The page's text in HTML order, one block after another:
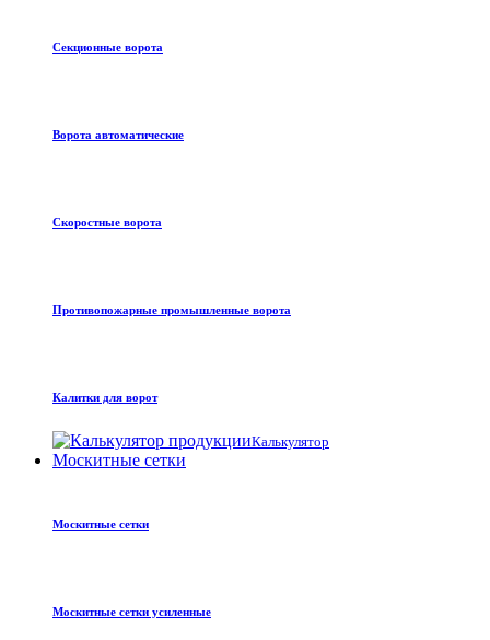
Секционные ворота
Ворота автоматические
Скоростные ворота
Противопожарные промышленные ворота
Калитки для ворот
Калькулятор
Москитные сетки
Москитные сетки
Москитные сетки усиленные